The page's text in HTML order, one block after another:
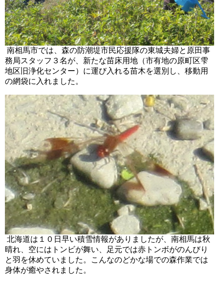
南相馬市では、森の防潮堤市民応援隊の東城夫婦と原田事
務局スタッフ３名が、新たな苗床用地（市有地の原町区雫
地区旧浄化センター）に運び入れる苗木を選別し、移動用
の網袋に入れました。
北海道は１０日早い積雪情報がありましたが、南相馬は秋
晴れ、空にはトンビが舞い、足元では赤トンボがのんびり
と羽を休めていました。こんなのどかな場での森作業では
身体が癒やされました。